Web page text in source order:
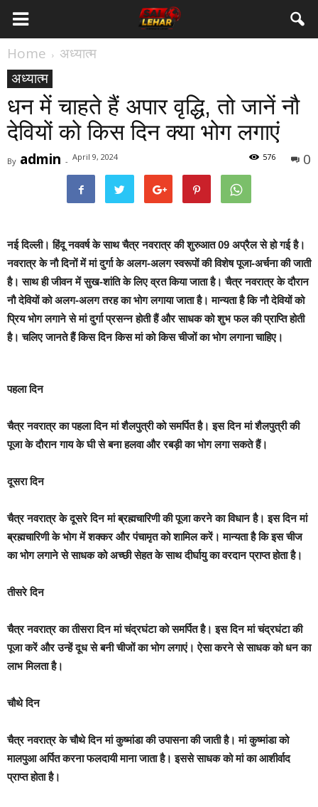
Home
अध्यात्म
अध्यात्म
धन में चाहते हैं अपार वृद्धि, तो जानें नौ
देवियों को किस दिन क्या भोग लगाएं
By admin - April 9, 2024 0
576
नई दिल्ली।हिंदू नववर्ष के साथ चैत्र नवरात्र की शुरुआत 09 अप्रैल से हो गई है।
नवरात्र के नौ दिनों में मां दुर्गा के अलग-अलग स्वरूपों की विशेष पूजा-अर्चना की जाती
है। साथ ही जीवन में सुख-शांति के लिए व्रत किया जाता है। चैत्र नवरात्र के दौरान
नौ देवियों को अलग-अलग तरह का भोग लगाया जाता है। मान्यता है कि नौ देवियों को
प्रिय भोग लगाने से मां दुर्गा प्रसन्न होती हैं और साधक को शुभ फल की प्राप्ति होती
है। चलिए जानते हैं किस दिन किस मां को किस चीजों का भोग लगाना चाहिए।
पहला दिन
चैत्र नवरात्र का पहला दिन मां शैलपुत्री को समर्पित है। इस दिन मां शैलपुत्री की
पूजा के दौरान गाय के घी से बना हलवा और रबड़ी का भोग लगा सकते हैं।
दूसरा दिन
चैत्र नवरात्र के दूसरे दिन मां ब्रह्मचारिणी की पूजा करने का विधान है। इस दिन मां
ब्रह्मचारिणी के भोग में शक्कर और पंचामृत को शामिल करें। मान्यता है कि इस चीज
का भोग लगाने से साधक को अच्छी सेहत के साथ दीर्घायु का वरदान प्राप्त होता है।
तीसरे दिन
चैत्र नवरात्र का तीसरा दिन मां चंद्रघंटा को समर्पित है। इस दिन मां चंद्रघंटा की
पूजा करें और उन्हें दूध से बनी चीजों का भोग लगाएं। ऐसा करने से साधक को धन का
लाभ मिलता है।
चौथे दिन
चैत्र नवरात्र के चौथे दिन मां कुष्मांडा की उपासना की जाती है। मां कुष्मांडा को
मालपुआ अर्पित करना फलदायी माना जाता है। इससे साधक को मां का आशीर्वाद
प्राप्त होता है।